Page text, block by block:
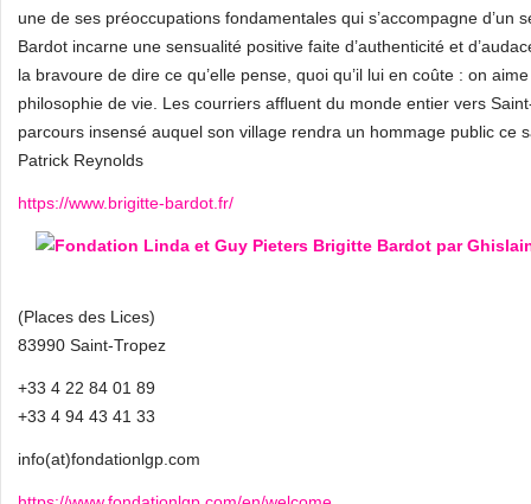
une de ses préoccupations fondamentales qui s’accompagne d’un
Bardot incarne une sensualité positive faite d’authenticité et
la bravoure de dire ce qu’elle pense, quoi qu’il lui en coûte : on
philosophie de vie. Les courriers affluent du monde entier vers
parcours insensé auquel son village rendra un hommage public
Patrick Reynolds
https://www.brigitte-bardot.fr/
(Places des Lices)
83990 Saint-Tropez
+33 4 22 84 01 89
+33 4 94 43 41 33
info(at)fondationlgp.com